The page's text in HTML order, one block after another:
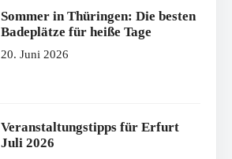
Sommer in Thüringen: Die besten
Badeplätze für heiße Tage
20. Juni 2026
Veranstaltungstipps für Erfurt
Juli 2026